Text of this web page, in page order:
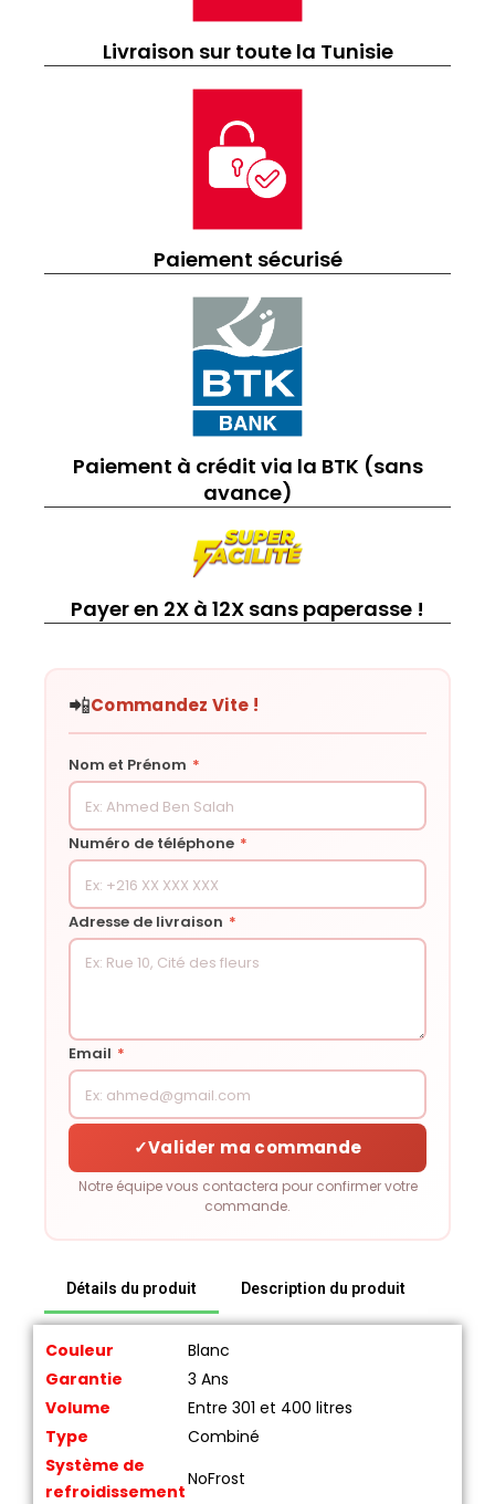
Livraison sur toute la Tunisie
Paiement sécurisé
Paiement à crédit via la BTK (sans
avance)
Payer en 2X à 12X sans paperasse !
📲Commandez Vite !
Nom et Prénom *
Numéro de téléphone *
Adresse de livraison *
Email *
✓Valider ma commande
Notre équipe vous contactera pour confirmer votre
commande.
Détails du produit Description du produit
Couleur
Blanc
Garantie
3 Ans
Volume
Entre 301 et 400 litres
Type
Combiné
Système de
refroidissement
NoFrost